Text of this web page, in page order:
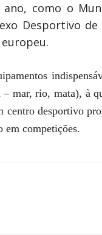
como o
Desportivo
mar, rio, mata), à
desportivo
em competições.